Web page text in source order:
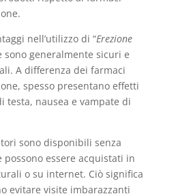
nell’utilizzo di “Erezione
sono generalmente sicuri e
A differenza dei farmaci
spesso presentano effetti
testa, nausea e vampate di
sono disponibili senza
possono essere acquistati in
o su internet. Ciò significa
evitare visite imbarazzanti